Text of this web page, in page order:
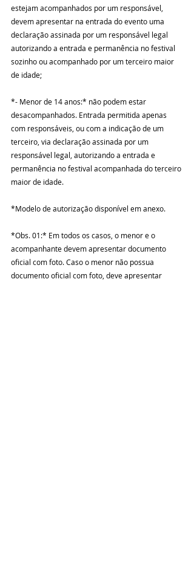
estejam acompanhados por um responsável,
devem apresentar na entrada do evento uma
declaração assinada por um responsável legal
autorizando a entrada e permanência no festival
sozinho ou acompanhado por um terceiro maior
de idade;
*- Menor de 14 anos:* não podem estar
desacompanhados. Entrada permitida apenas
com responsáveis, ou com a indicação de um
terceiro, via declaração assinada por um
responsável legal, autorizando a entrada e
permanência no festival acompanhada do terceiro
maior de idade.
*Modelo de autorização disponível em anexo.
*Obs. 01:* Em todos os casos, o menor e o
acompanhante devem apresentar documento
oficial com foto. Caso o menor não possua
documento oficial com foto, deve apresentar